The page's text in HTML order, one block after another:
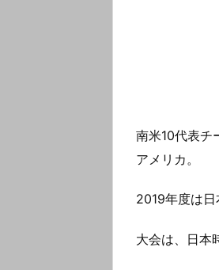
南米10代表チ
アメリカ。
2019年度は日
大会は、日本